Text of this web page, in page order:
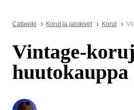
Catawiki Korut ja jalokivet Korut
Vintage-
huutokauppa